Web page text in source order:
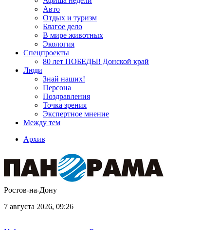
Авто
Отдых и туризм
Благое дело
В мире животных
Экология
Спецпроекты
80 лет ПОБЕДЫ! Донской край
Люди
Знай наших!
Персона
Поздравления
Точка зрения
Экспертное мнение
Между тем
Архив
Ростов-на-Дону
7 августа 2026, 09:26